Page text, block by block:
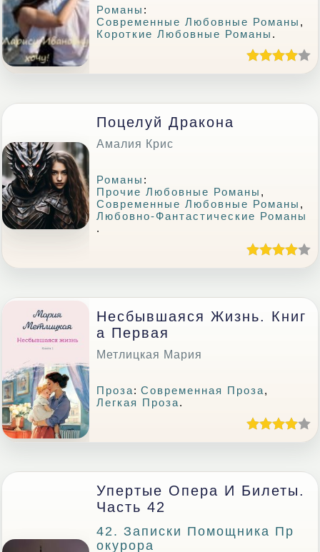
Романы :
Современные Любовные Романы ,
Короткие Любовные Романы .
Поцелуй Дракона
Амалия Крис
Романы :
Прочие Любовные Романы ,
Современные Любовные Романы ,
Любовно-Фантастические Романы
.
Несбывшаяся Жизнь. Книг
А Первая
Метлицкая Мария
Проза:Современная Проза,
Легкая Проза.
Упертые Опера И Билеты.
Часть 42
42. Записки Помощника Пр
Окурора